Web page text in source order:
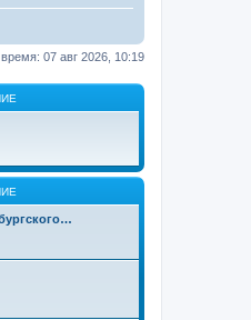
07 авг 2026, 10:19